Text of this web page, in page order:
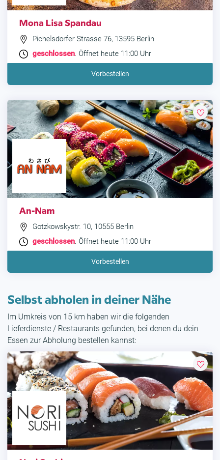
Mona Lisa Spandau
Pichelsdorfer Strasse 76, 13595 Berlin
geschlossen. Öffnet heute 11:00 Uhr
Vorbestellen
An-Nam
Gotzkowskystr. 10, 10555 Berlin
geschlossen. Öffnet heute 11:00 Uhr
Vorbestellen
Selbst abholen in deiner Nähe
Im Umkreis von 15 km haben wir die folgenden
Lieferdienste / Restaurants gefunden, bei denen du dein
Essen zur Abholung bestellen kannst: